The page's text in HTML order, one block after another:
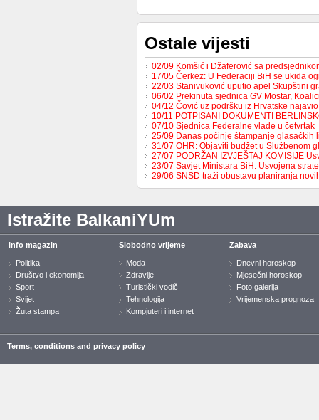
Ostale vijesti
02/09 Komšić i Džaferović sa
17/05 Čerkez: U Federaciji BiH se ukida
22/03 Stanivuković uputio apel Skupštini
06/02 Prekinuta sjednica GV Mostar,
04/12 Čović uz podršku iz Hrvatske
10/11 POTPISANI DOKUMENTI
07/10 Sjednica Federalne vlade u četvrtak
25/09 Danas počinje štampanje glasačkih
31/07 OHR: Objaviti budžet u Službenom
27/07 PODRŽAN IZVJEŠTAJ KOMISIJE
23/07 Savjet Ministara BiH: Usvojena
29/06 SNSD traži obustavu planiranja
Istražite BalkaniYUm
Info magazin
Politika
Društvo i ekonomija
Sport
Svijet
Žuta stampa
Slobodno vrijeme
Moda
Zdravlje
Turistički vodič
Tehnologija
Kompjuteri i internet
Zabava
Dnevni horoskop
Mjesečni horoskop
Foto galerija
Vrijemenska prognoza
Terms, conditions and privacy policy